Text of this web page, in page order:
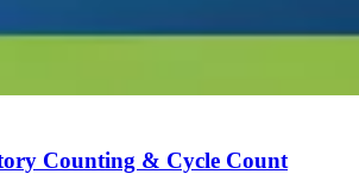
Counting & Cycle Count